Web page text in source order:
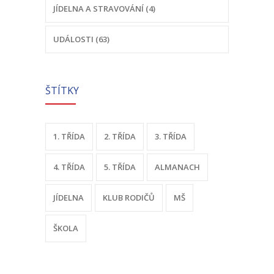
JÍDELNA A STRAVOVÁNÍ (4)
UDÁLOSTI (63)
ŠTÍTKY
1. TŘÍDA 2. TŘÍDA 3. TŘÍDA
4. TŘÍDA 5. TŘÍDA ALMANACH
JÍDELNA KLUB RODIČŮ MŠ
ŠKOLA